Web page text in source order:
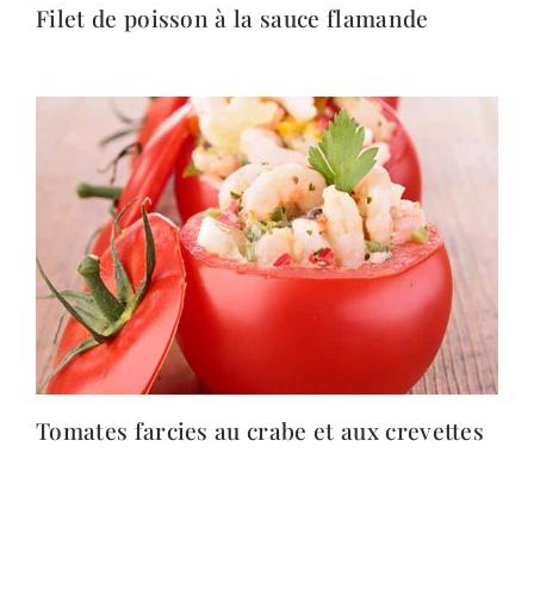
Filet de poisson à la sauce flamande
Tomates farcies au crabe et aux crevettes